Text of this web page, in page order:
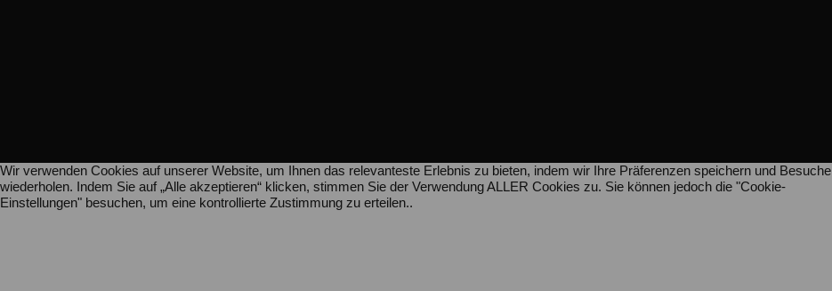
Wir verwenden Cookies auf unserer Website, um Ihnen das relevanteste Erlebnis zu bieten, indem wir Ihre Präferenzen speichern und Besuche
wiederholen. Indem Sie auf „Alle akzeptieren“ klicken, stimmen Sie der Verwendung ALLER Cookies zu. Sie können jedoch die "Cookie-
Einstellungen" besuchen, um eine kontrollierte Zustimmung zu erteilen..